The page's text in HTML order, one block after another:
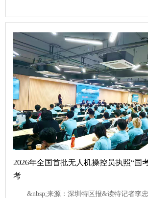
2026年全国首批无人机操控员执照“国
考
&nbsp;来源：深圳特区报&读特记者李